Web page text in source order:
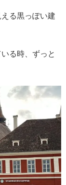
る黒っぽい建
る時、ずっと